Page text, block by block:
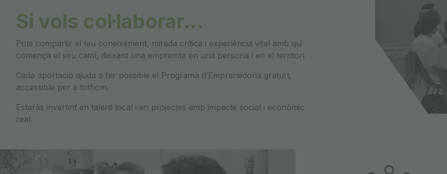
Si vols col·laborar…
Pots compartir el teu coneixement, mirada crítica i experiència vital amb qui
comença el seu camí, deixant una empremta en una persona i en el territori.
Cada aportació ajuda a fer possible el Programa dʼEmprenedoria gratuït,
accessible per a tothom.
Estaràs invertint en talent local i en projectes amb impacte social i econòmic
real.